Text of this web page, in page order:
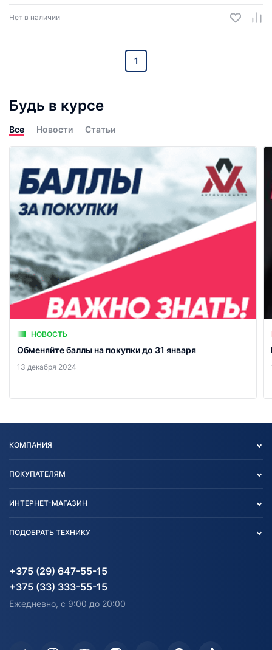
Нет в наличии
1
Будь в курсе
Все Новости Статьи
НОВОСТЬ
Обменяйте баллы на покупки до 31 января
13 декабря 2024
КОМПАНИЯ
Блог
Карта сайта
ПОКУПАТЕЛЯМ
Согласие на обработку
Информация до получения
согласия на обработку
ИНТЕРНЕТ-МАГАЗИН
Агротехника
Водный транспорт
Электротранспорт
ПОДОБРАТЬ ТЕХНИКУ
Агротехника
Электротранспорт
+375 (29) 647-55-15
+375 (33) 333-55-15
Ежедневно, с 9:00 до 20:00